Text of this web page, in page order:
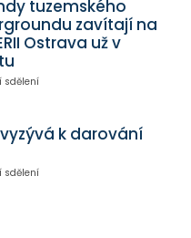
tuzemského
zavítají na
Ostrava už v
sdělení
vyzývá k darování
sdělení